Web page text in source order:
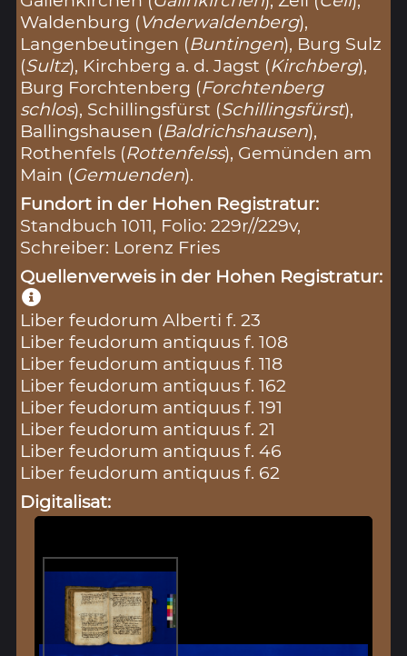
Waldenburg (Vnderwaldenberg),
Langenbeutingen (Buntingen), Burg Sulz
(Sultz), Kirchberg a. d. Jagst (Kirchberg),
Burg Forchtenberg (Forchtenberg
schlos), Schillingsfürst (Schillingsfürst),
Ballingshausen (Baldrichshausen),
Rothenfels (Rottenfelss), Gemünden am
Main (Gemuenden).
Fundort in der Hohen Registratur:
Standbuch 1011, Folio: 229r//229v,
Schreiber: Lorenz Fries
Quellenverweis in der Hohen Registratur:
Liber feudorum Alberti f. 23
Liber feudorum antiquus f. 108
Liber feudorum antiquus f. 118
Liber feudorum antiquus f. 162
Liber feudorum antiquus f. 191
Liber feudorum antiquus f. 21
Liber feudorum antiquus f. 46
Liber feudorum antiquus f. 62
Digitalisat: